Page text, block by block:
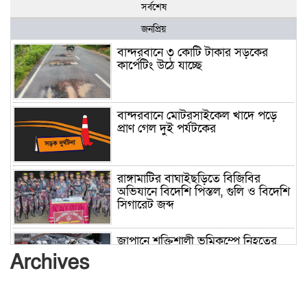
সর্বশেষ
জনপ্রিয়
বান্দরবানে ৩ কোটি টাকার সড়কের
কার্পেটিং উঠে যাচ্ছে
বান্দরবানে মোটরসাইকেল খাদে পড়ে
প্রাণ গেল দুই পর্যটকের
রাঙ্গামাটির বাঘাইছড়িতে বিজিবির
অভিযানে বিদেশি পিস্তল, গুলি ও বিদেশি
সিগারেট জব্দ
জাপানে শক্তিশালী ভূমিকম্পে নিহতের
Archives